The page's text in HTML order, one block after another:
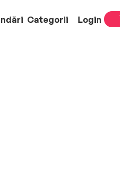
Categorii Login